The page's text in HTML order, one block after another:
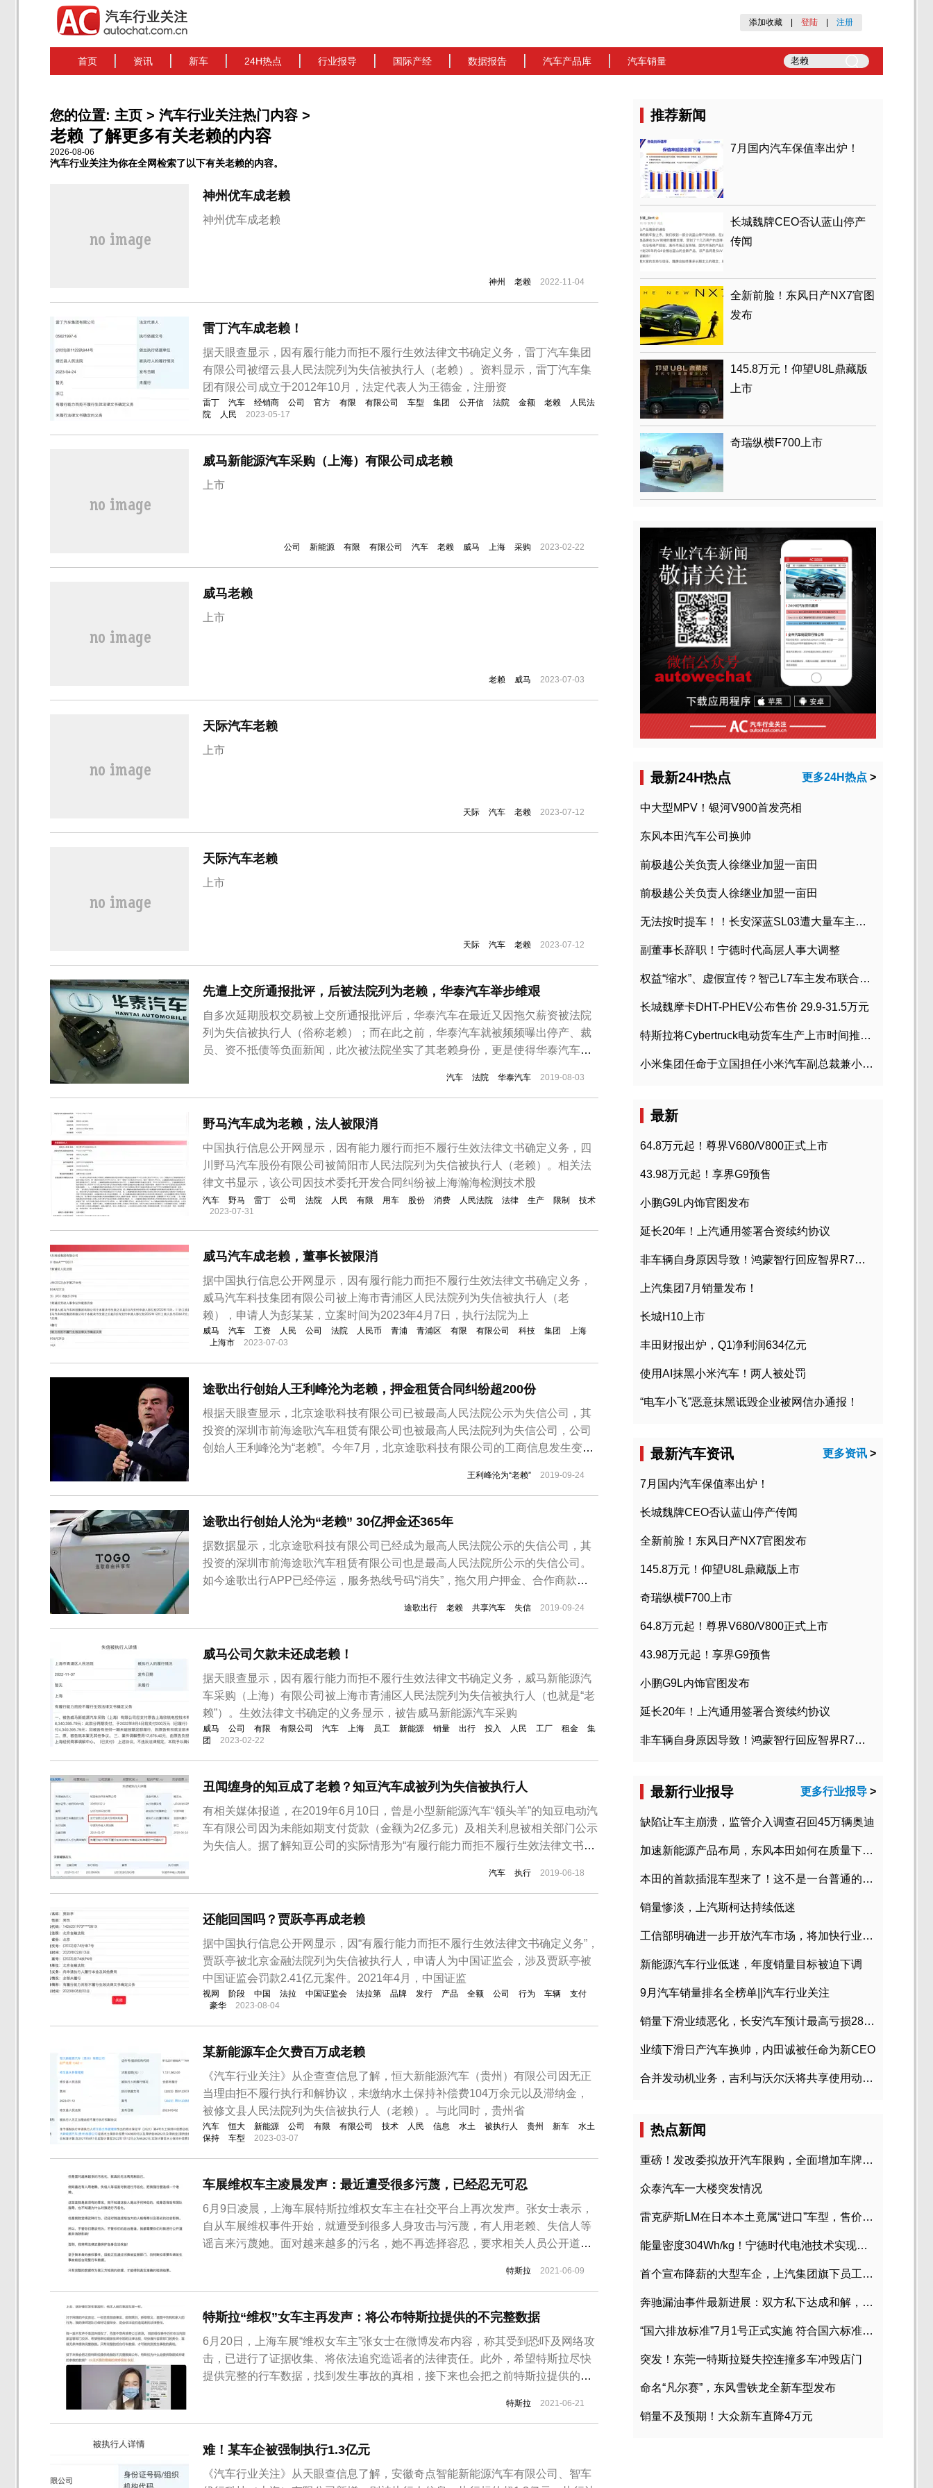
添加收藏 登陆 注册
首页 资讯 新车 24H热点 行业报导 国际产经 数据报告 汽车产品库 汽车销量
您的位置: 主页 > 汽车行业关注热门内容 >
老赖 了解更多有关老赖的内容
2026-08-06
汽车行业关注为你在全网检索了以下有关老赖的内容。
神州优车成老赖
神州优车成老赖
神州 老赖 2022-11-04
雷丁汽车成老赖！
据天眼查显示，因有履行能力而拒不履行生效法律文书确定义务，雷丁汽车集团
有限公司被缙云县人民法院列为失信被执行人（老赖）。资料显示，雷丁汽车集
团有限公司成立于2012年10月，法定代表人为王德金，注册资
雷丁 汽车 经销商 公司 官方 有限 有限公司 车型 集团 公开信 法院 金额 老赖
人民法
院
人民 2023-05-17
威马新能源汽车采购（上海）有限公司成老赖
上市
公司 新能源 有限 有限公司 汽车 老赖 威马 上海 采购 2023-02-22
威马老赖
上市
老赖 威马 2023-07-03
天际汽车老赖
上市
天际 汽车 老赖 2023-07-12
天际汽车老赖
上市
天际 汽车 老赖 2023-07-12
先遭上交所通报批评，后被法院列为老赖，华泰汽车举步维艰
自多次延期股权交易被上交所通报批评后，华泰汽车在最近又因拖欠薪资被法院
列为失信被执行人（俗称老赖）；而在此之前，华泰汽车就被频频曝出停产、裁
员、资不抵债等负面新闻，此次被法院坐实了其老赖身份，更是使得华泰汽车在
车拖欠被告2017年7月28日至2018年9月28日期间的工资共计70万元，被法院认
定为有履行能力但拒不履行生效法律文书...
汽车 法院 华泰汽车 2019-08-03
野马汽车成为老赖，法人被限消
中国执行信息公开网显示，因有能力履行而拒不履行生效法律文书确定义务，四
川野马汽车股份有限公司被简阳市人民法院列为失信被执行人（老赖）。相关法
律文书显示，该公司因技术委托开发合同纠纷被上海瀚海检测技术股
汽车 野马 雷丁 公司 法院 人民 有限 用车 股份 消费 人民法院 法律 生产 限制
技术
2023-07-31
威马汽车成老赖，董事长被限消
据中国执行信息公开网显示，因有履行能力而拒不履行生效法律文书确定义务，
威马汽车科技集团有限公司被上海市青浦区人民法院列为失信被执行人（老
赖），申请人为彭某某，立案时间为2023年4月7日，执行法院为上
威马 汽车 工资 人民 公司 法院 人民币 青浦 青浦区 有限 有限公司 科技 集团
上海
上海市
2023-07-03
途歌出行创始人王利峰沦为老赖，押金租赁合同纠纷超200份
根据天眼查显示，北京途歌科技有限公司已被最高人民法院公示为失信公司，其
投资的深圳市前海途歌汽车租赁有限公司也被最高人民法院列为失信公司，公司
创始人王利峰沦为“老赖”。今年7月，北京途歌科技有限公司的工商信息发生变
王文梓等5人推出董事及监事席位。有媒体就此事进行实地探访，然而途歌所在的
西安、成都、天津等地分公司均人去楼空，当地工商...
王利峰沦为“老赖” 2019-09-24
途歌出行创始人沦为“老赖” 30亿押金还365年
据数据显示，北京途歌科技有限公司已经成为最高人民法院公示的失信公司，其
投资的深圳市前海途歌汽车租赁有限公司也是最高人民法院所公示的失信公司。
如今途歌出行APP已经停运，服务热线号码“消失”，拖欠用户押金、合作商款
传统的租凭行业不一样，途歌出行采用“随借随还”、“接力用车”的分时租赁经营模
式，用户不需要在指定区域即可还车。其主...
途歌出行 老赖 共享汽车 失信 2019-09-24
威马公司欠款未还成老赖！
据天眼查显示，因有履行能力而拒不履行生效法律文书确定义务，威马新能源汽
车采购（上海）有限公司被上海市青浦区人民法院列为失信被执行人（也就是“老
赖”）。生效法律文书确定的义务显示，被告威马新能源汽车采购
威马 公司 有限 有限公司 汽车 上海 员工 新能源 销量 出行 投入 人民 工厂 租金
集
团
2023-02-22
丑闻缠身的知豆成了老赖？知豆汽车成被列为失信被执行人
有相关媒体报道，在2019年6月10日，曾是小型新能源汽车“领头羊”的知豆电动汽
车有限公司因为未能如期支付货款（金额为2亿多元）及相关利息被相关部门公示
为失信人。据了解知豆公司的实际情形为“有履行能力而拒不履行生效法律文书确
却拖着不给，这样不就意味着知豆电动汽车公司成了传说中的“老赖”了？ 目前，
知豆汽车的实际控制人为创...
汽车 执行 2019-06-18
还能回国吗？贾跃亭再成老赖
据中国执行信息公开网显示，因“有履行能力而拒不履行生效法律文书确定义务”，
贾跃亭被北京金融法院列为失信被执行人，申请人为中国证监会，涉及贾跃亭被
中国证监会罚款2.41亿元案件。2021年4月，中国证监
视网 阶段 中国 法拉 中国证监会 法拉第 品牌 发行 产品 全额 公司 行为 车辆
支付
豪华
2023-08-04
某新能源车企欠费百万成老赖
《汽车行业关注》从企查查信息了解，恒大新能源汽车（贵州）有限公司因无正
当理由拒不履行执行和解协议，未缴纳水土保持补偿费104万余元以及滞纳金，
被修文县人民法院列为失信被执行人（老赖）。与此同时，贵州省
汽车 恒大 新能源 公司 有限 有限公司 技术 人民 信息 水土 被执行人 贵州 新车
水土
保持
车型 2023-03-07
车展维权车主凌晨发声：最近遭受很多污蔑，已经忍无可忍
6月9日凌晨，上海车展特斯拉维权女车主在社交平台上再次发声。张女士表示，
自从车展维权事件开始，就遭受到很多人身攻击与污蔑，有人用老赖、失信人等
谣言来污蔑她。面对越来越多的污名，她不再选择容忍，要求相关人员公开道歉
过激行为，并于事后进行了深刻的自我认识与反省，但是不能接受很多网友的人
格攻击与污名化。张女士表示，此前自己一直选择隐忍...
特斯拉 2021-06-09
特斯拉“维权”女车主再发声：将公布特斯拉提供的不完整数据
6月20日，上海车展“维权女车主”张女士在微博发布内容，称其受到恐吓及网络攻
击，已进行了证据收集、将依法追究造谣者的法律责任。此外，希望特斯拉尽快
提供完整的行车数据，找到发生事故的真相，接下来也会把之前特斯拉提供的不
体从“老赖，黑社会，人肉恐吓”，到各种所谓的“惊天爆料”夸张的语气听上去，就
好像在发生事故时，他本人就在事故车...
特斯拉 2021-06-21
难！某车企被强制执行1.3亿元
《汽车行业关注》从天眼查信息了解，安徽奇点智能新能源汽车有限公司、智车
推荐新闻
7月国内汽车保值率出炉！
长城魏牌CEO否认蓝山停产
传闻
全新前脸！东风日产NX7官图
发布
145.8万元！仰望U8L鼎藏版
上市
奇瑞纵横F700上市
最新24H热点 更多24H热点 >
中大型MPV！银河V900首发亮相
东风本田汽车公司换帅
前极越公关负责人徐继业加盟一亩田
前极越公关负责人徐继业加盟一亩田
无法按时提车！！长安深蓝SL03遭大量车主投诉
副董事长辞职！宁德时代高层人事大调整
权益“缩水”、虚假宣传？智己L7车主发布联合维权声明
长城魏摩卡DHT-PHEV公布售价 29.9-31.5万元
特斯拉将Cybertruck电动货车生产上市时间推迟到2023年初
小米集团任命于立国担任小米汽车副总裁兼小米汽车北京总部政委
最新
64.8万元起！尊界V680/V800正式上市
43.98万元起！享界G9预售
小鹏G9L内饰官图发布
延长20年！上汽通用签署合资续约协议
非车辆自身原因导致！鸿蒙智行回应智界R7起火事故
上汽集团7月销量发布！
长城H10上市
丰田财报出炉，Q1净利润634亿元
使用AI抹黑小米汽车！两人被处罚
“电车小飞”恶意抹黑诋毁企业被网信办通报！
最新汽车资讯 更多资讯 >
7月国内汽车保值率出炉！
长城魏牌CEO否认蓝山停产传闻
全新前脸！东风日产NX7官图发布
145.8万元！仰望U8L鼎藏版上市
奇瑞纵横F700上市
64.8万元起！尊界V680/V800正式上市
43.98万元起！享界G9预售
小鹏G9L内饰官图发布
延长20年！上汽通用签署合资续约协议
非车辆自身原因导致！鸿蒙智行回应智界R7起火事故
最新行业报导 更多行业报导 >
缺陷让车主崩溃，监管介入调查召回45万辆奥迪
加速新能源产品布局，东风本田如何在质量下转型？
本田的首款插混车型来了！这不是一台普通的CR-V
销量惨淡，上汽斯柯达持续低迷
工信部明确进一步开放汽车市场，将加快行业兼并重组
新能源汽车行业低迷，年度销量目标被迫下调
9月汽车销量排名全榜单||汽车行业关注
销量下滑业绩恶化，长安汽车预计最高亏损28亿元
业绩下滑日产汽车换帅，内田诚被任命为新CEO
合并发动机业务，吉利与沃尔沃将共享使用动力总成
热点新闻
重磅！发改委拟放开汽车限购，全面增加车牌指标
众泰汽车一大楼突发情况
雷克萨斯LM在日本本土竟属“进口”车型，售价2580万日元
能量密度304Wh/kg！宁德时代电池技术实现突破
首个宣布降薪的大型车企，上汽集团旗下员工降薪文件曝光
奔驰漏油事件最新进展：双方私下达成和解，工商已介入调查
“国六排放标准”7月1号正式实施 符合国六标准车型目录一览
突发！东莞一特斯拉疑失控连撞多车冲毁店门
命名“凡尔赛”，东风雪铁龙全新车型发布
销量不及预期！大众新车直降4万元